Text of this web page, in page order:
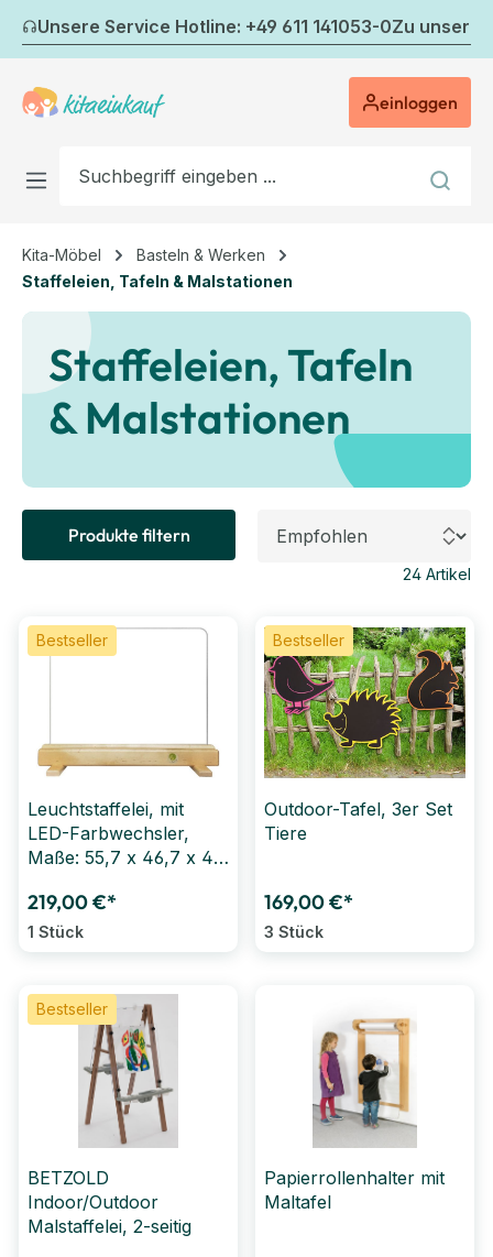
Zum Hauptinhalt springen
Unsere Service Hotline: +49 611 141053-0Zu
einloggen
Kita-Möbel
Basteln & Werken
Staffeleien, Tafeln & Malstationen
Staffeleien, Tafeln
& Malstationen
Produkte filtern
24 Artikel
Bestseller
Leuchtstaffelei, mit
LED-Farbwechsler,
Maße: 55,7 x 46,7 x 4,5
219,00 €*
1 Stück
Bestseller
Outdoor-Tafel, 3er Set
Tiere
169,00 €*
3 Stück
Bestseller
BETZOLD
Indoor/Outdoor
Malstaffelei, 2-seitig
Papierrollenhalter mit
Maltafel